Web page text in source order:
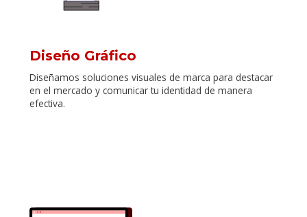
Diseño Gráfico
Diseñamos soluciones visuales de marca para destacar
en el mercado y comunicar tu identidad de manera
efectiva.